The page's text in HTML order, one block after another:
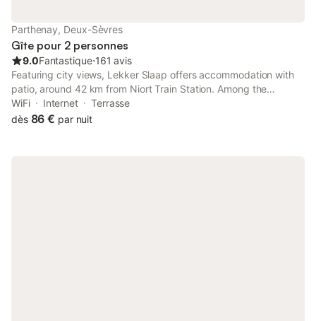
Parthenay, Deux-Sèvres
Gîte pour 2 personnes
9.0Fantastique⋅161 avis
Featuring city views, Lekker Slaap offers accommodation with
patio, around 42 km from Niort Train Station. Among the
facilities at this property are a shared kitchen and luggage
storage space, along with free WiFi throughout the property.
WiFi Internet
Terrasse
dès 86 € par nuit